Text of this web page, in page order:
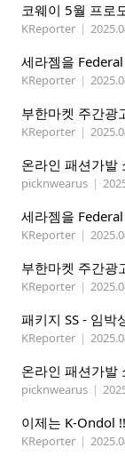
코웨이 5월 프로
KReporter |
세라젬을
KReporter |
부한마켓 주간
KReporter |
온라인 패션가발
picknwearus |
세라젬을
KReporter |
부한마켓 주간
KReporter |
KReporter |
온라인 패션가발
picknwearus |
이제는 K-Ondol !!
KReporter |